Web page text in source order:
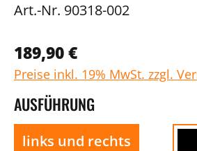
Art.-Nr. 90318-002
189,90 €
Preise inkl. 19% MwSt. zzgl.
AUSFÜHRUNG
links und rechts